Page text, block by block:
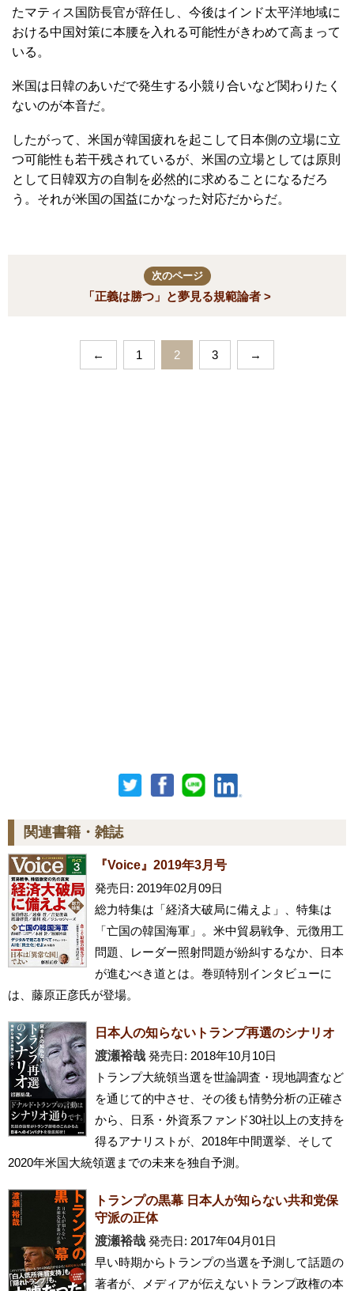
たマティス国防長官が辞任し、今後はインド太平洋地域に
おける中国対策に本腰を入れる可能性がきわめて高まって
いる。
米国は日韓のあいだで発生する小競り合いなど関わりたく
ないのが本音だ。
したがって、米国が韓国疲れを起こして日本側の立場に立
つ可能性も若干残されているが、米国の立場としては原則
として日韓双方の自制を必然的に求めることになるだろ
う。それが米国の国益にかなった対応だからだ。
次のページ
「正義は勝つ」と夢見る規範論者 >
← 1 2 3 →
関連書籍・雑誌
『Voice』2019年3月号
発売日: 2019年02月09日
総力特集は「経済大破局に備えよ」、特集は
「亡国の韓国海軍」。米中貿易戦争、元徴用工
問題、レーダー照射問題が紛糾するなか、日本
が進むべき道とは。巻頭特別インタビューに
は、藤原正彦氏が登場。
日本人の知らないトランプ再選のシナリオ
渡瀬裕哉 発売日: 2018年10月10日
トランプ大統領当選を世論調査・現地調査など
を通じて的中させ、その後も情勢分析の正確さ
から、日系・外資系ファンド30社以上の支持を
得るアナリストが、2018年中間選挙、そして
2020年米国大統領選までの未来を独自予測。
トランプの黒幕 日本人が知らない共和党保
守派の正体
渡瀬裕哉 発売日: 2017年04月01日
早い時期からトランプの当選を予測して話題の
著者が、メディアが伝えないトランプ政権の本